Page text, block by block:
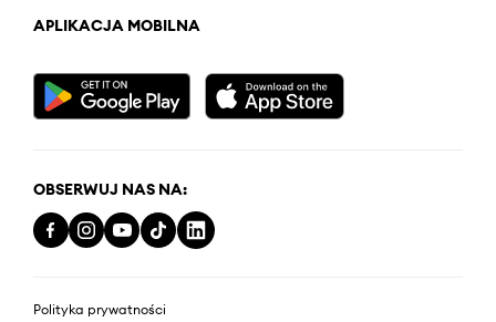
APLIKACJA MOBILNA
OBSERWUJ NAS NA:
Polityka prywatności